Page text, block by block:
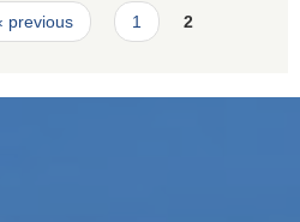
previous 1 2